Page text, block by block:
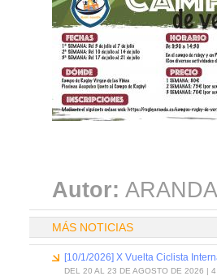
Autor:
MÁS NOTICIAS
[10/1/2026] X Vuelta Ciclista
DEL 20 AL 23 DE AGOSTO DE 2026 | 4